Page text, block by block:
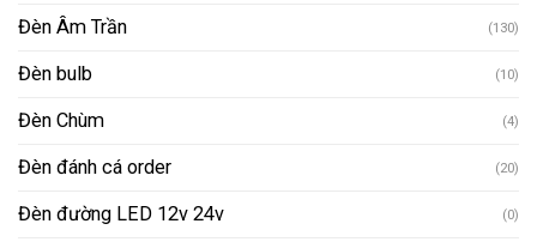
Đèn Âm Trần (130)
Đèn bulb (10)
Đèn Chùm (4)
Đèn đánh cá order (20)
Đèn đường LED 12v 24v (0)